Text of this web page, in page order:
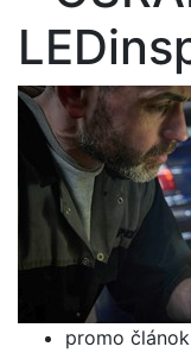
promo článok